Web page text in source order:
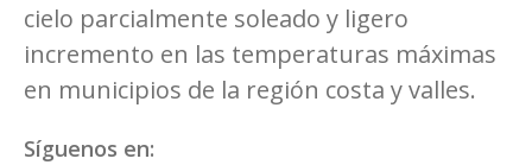
cielo parcialmente soleado y ligero
incremento en las temperaturas máximas
en municipios de la región costa y valles.
Síguenos en: